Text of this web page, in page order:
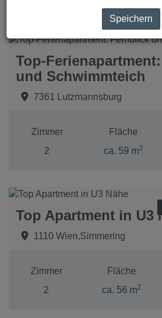
Top-
und Schwimmteich
7361 Lutzmannsburg
Zimmer
2
Fläche
ca. 59 m2
Top Apartment in U3
1110 Wien,Simmering
Zimmer
2
Fläche
ca. 56 m2
Speichern